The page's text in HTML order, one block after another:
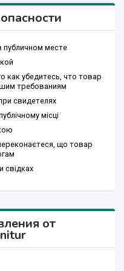
месте
как убедитесь, что товар
требованиям
свидетелях
місці
що товар
свідках
от